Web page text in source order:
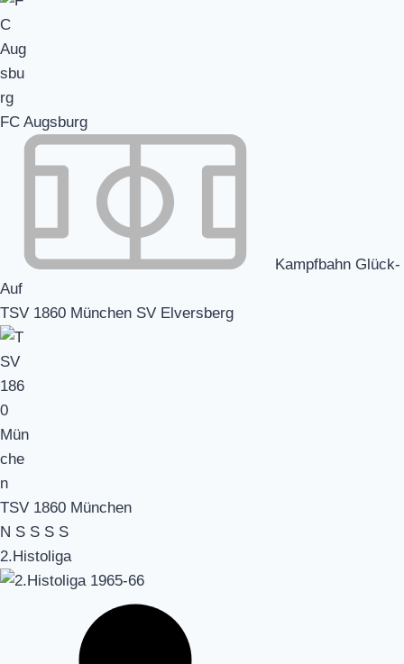
FC Augsburg
Kampfbahn Glück-
Auf
TSV 1860 München SV Elversberg
TSV 1860 München
N S S S S
2.Histoliga